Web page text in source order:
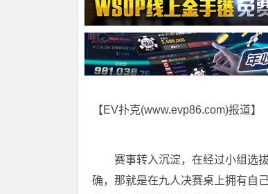
【EV扑克(www.evp86.com)报道】
赛事转入沉淀，在经过小组选
确，那就是在九人决赛桌上拥有自